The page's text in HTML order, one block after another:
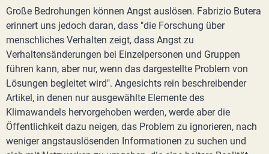
Große Bedrohungen können Angst auslösen. Fabrizio Butera
erinnert uns jedoch daran, dass "die Forschung über
menschliches Verhalten zeigt, dass Angst zu
Verhaltensänderungen bei Einzelpersonen und Gruppen
führen kann, aber nur, wenn das dargestellte Problem von
Lösungen begleitet wird". Angesichts rein beschreibender
Artikel, in denen nur ausgewählte Elemente des
Klimawandels hervorgehoben werden, werde aber die
Öffentlichkeit dazu neigen, das Problem zu ignorieren, nach
weniger angstauslösenden Informationen zu suchen und